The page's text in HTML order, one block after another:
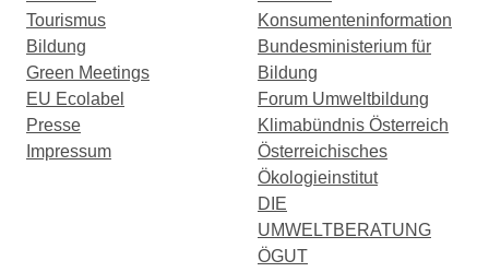
Tourismus
Bildung
Green Meetings
EU Ecolabel
Presse
Impressum
Konsumenteninformation
Bundesministerium für
Bildung
Forum Umweltbildung
Klimabündnis Österreich
Österreichisches
Ökologieinstitut
DIE
UMWELTBERATUNG
ÖGUT